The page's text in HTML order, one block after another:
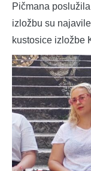
Pičmana
izložbu su
kustosice izložbe